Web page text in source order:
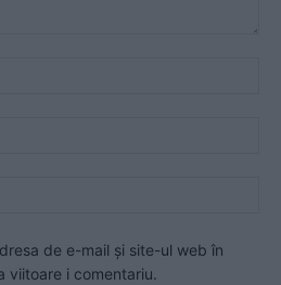
de e-mail și site-ul web în
viitoare i comentariu.